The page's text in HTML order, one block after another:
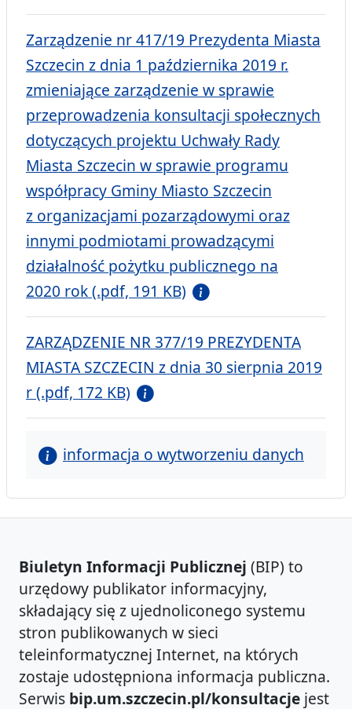
Zarządzenie nr 417/19 Prezydenta Miasta
Szczecin z dnia 1 października 2019 r.
zmieniające zarządzenie w sprawie
przeprowadzenia konsultacji społecznych
dotyczących projektu Uchwały Rady
Miasta Szczecin w sprawie programu
współpracy Gminy Miasto Szczecin
z organizacjami pozarządowymi oraz
innymi podmiotami prowadzącymi
działalność pożytku publicznego na
2020 rok (.pdf, 191 KB)
ZARZĄDZENIE NR 377/19 PREZYDENTA
MIASTA SZCZECIN z dnia 30 sierpnia 2019
r (.pdf, 172 KB)
informacja o wytworzeniu danych
Biuletyn Informacji Publicznej (BIP) to
urzędowy publikator informacyjny,
składający się z ujednoliconego systemu
stron publikowanych w sieci
teleinformatycznej Internet, na których
zostaje udostępniona informacja publiczna.
Serwis bip.um.szczecin.pl/konsultacje jest